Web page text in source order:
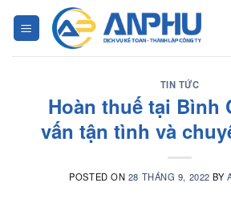
TIN TỨC
Hoàn thuế tại Bình
vấn tận tình và
POSTED ON 28 THÁNG 9, 2022 BY